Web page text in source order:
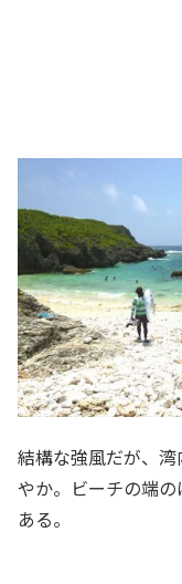
結構な強風だが、
やか。ビーチの端
ある。